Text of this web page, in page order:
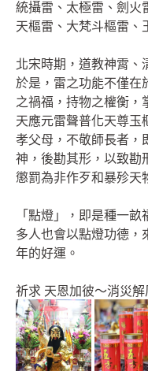
統攝雷、太極雷、劍火
天樞雷、大梵斗樞雷、
北宋時期，道教神霄、
於是，雷之功能不僅在
之禍福，持物之權衡，
天應元雷聲普化天尊玉
孝父母，不敬師長者，
神，後勘其形，以致勘
懲罰為非作歹和暴殄天
「點燈」，即是種一
多人也會以點燈功德，
年的好運。
祈求 天恩加彼～消災